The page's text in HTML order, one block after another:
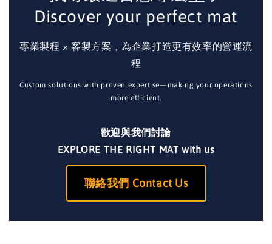
Discover your perfect mat
專業製程 × 客製方案，為企業打造更有效率的營運流
程
Custom solutions with proven expertise—making your operations
more efficient.
歡迎與我們討論
EXPLORE THE RIGHT MAT with us
聯絡我們 Contact Us